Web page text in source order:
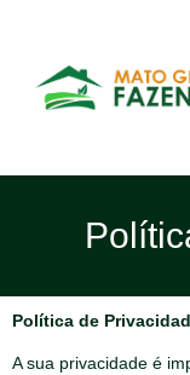
Política de
A sua privacidade é